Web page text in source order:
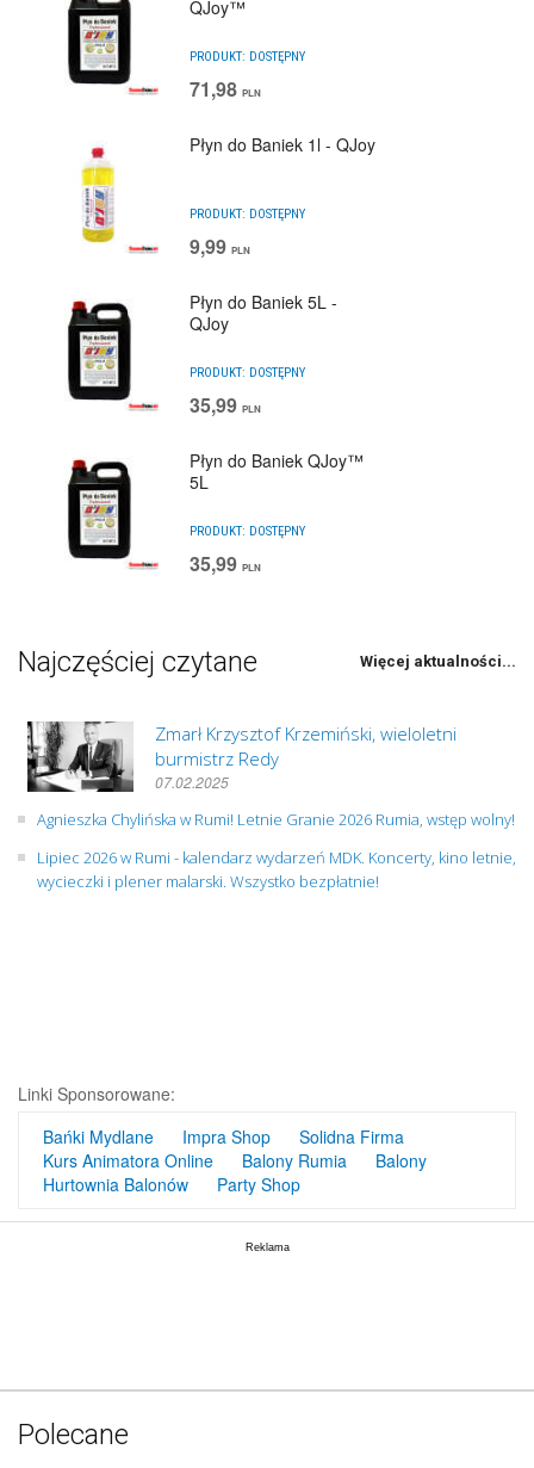
QJoy™
PRODUKT: DOSTĘPNY
71,98 PLN
Płyn do Baniek 1l - QJoy
PRODUKT: DOSTĘPNY
9,99 PLN
Płyn do Baniek 5L -
QJoy
PRODUKT: DOSTĘPNY
35,99 PLN
Płyn do Baniek QJoy™
5L
PRODUKT: DOSTĘPNY
35,99 PLN
Najczęściej czytane Więcej aktualności...
Zmarł Krzysztof Krzemiński, wieloletni
burmistrz Redy
07.02.2025
Agnieszka Chylińska w Rumi! Letnie Granie 2026 Rumia, wstęp wolny!
Lipiec 2026 w Rumi - kalendarz wydarzeń MDK. Koncerty, kino letnie,
wycieczki i plener malarski. Wszystko bezpłatnie!
Linki Sponsorowane:
Bańki Mydlane
Impra Shop
Solidna Firma
Kurs Animatora Online
Balony Rumia
Balony
Hurtownia Balonów
Party Shop
Polecane